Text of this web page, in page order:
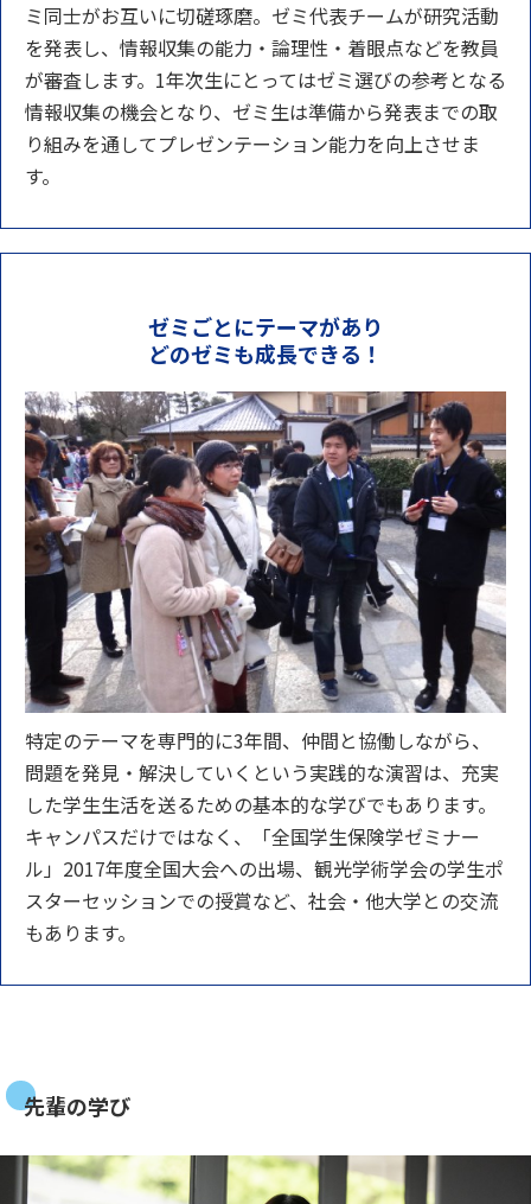
ミ同士がお互いに切磋琢磨。ゼミ代表チームが研究活動
を発表し、情報収集の能力・論理性・着眼点などを教員
が審査します。1年次生にとってはゼミ選びの参考となる
情報収集の機会となり、ゼミ生は準備から発表までの取
り組みを通してプレゼンテーション能力を向上させま
す。
ゼミごとにテーマがあり
どのゼミも成長できる！
特定のテーマを専門的に3年間、仲間と協働しながら、
問題を発見・解決していくという実践的な演習は、充実
した学生生活を送るための基本的な学びでもあります。
キャンパスだけではなく、「全国学生保険学ゼミナー
ル」2017年度全国大会への出場、観光学術学会の学生ポ
スターセッションでの授賞など、社会・他大学との交流
もあります。
先輩の学び